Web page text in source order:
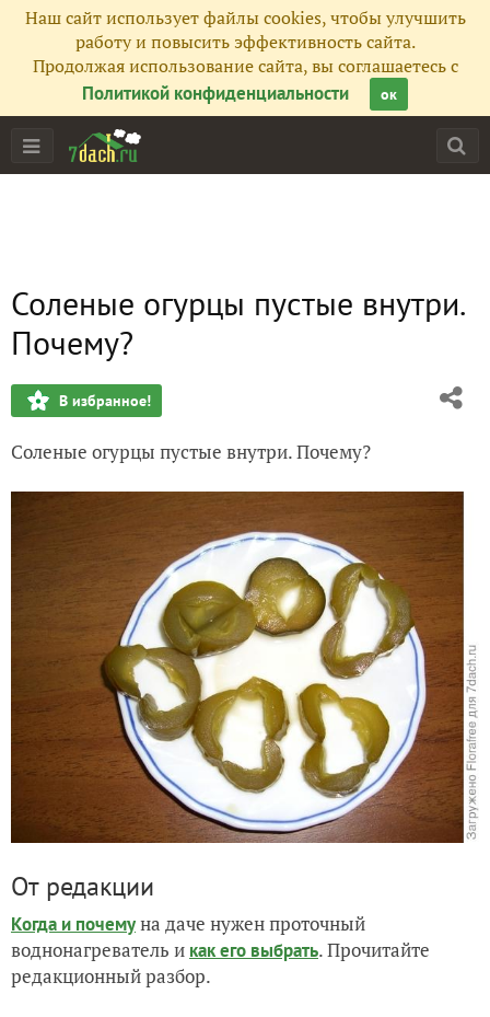
Наш сайт использует файлы cookies, чтобы улучшить
работу и повысить эффективность сайта.
Продолжая использование сайта, вы соглашаетесь с
Политикой конфиденциальности
ок
Соленые огурцы пустые внутри.
Почему?
В избранное!
Соленые огурцы пустые внутри. Почему?
От редакции
Когда и почемуна даче нужен проточный
воднонагреватель и как его выбрать. Прочитайте
редакционный разбор.